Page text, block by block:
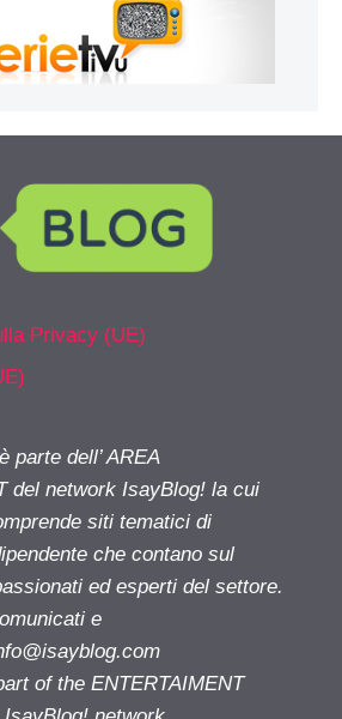
Privacy (UE)
parte dell’ AREA
del network IsayBlog! la cui
siti tematici di
che contano sul
ed esperti del settore.
e
of the ENTERTAIMENT